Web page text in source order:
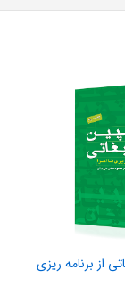
از برنامه ریزی